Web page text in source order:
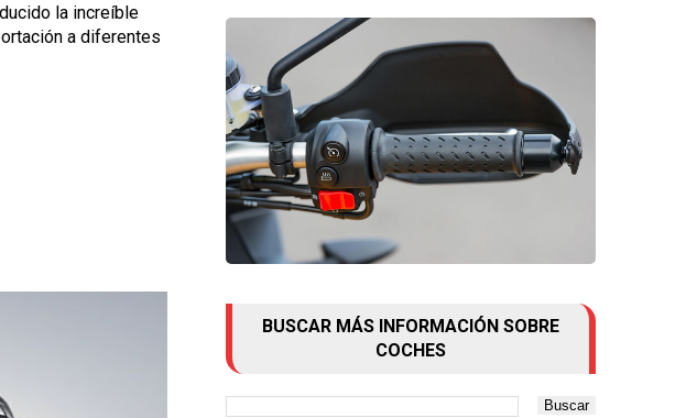
la increíble
a diferentes
BUSCAR MÁS INFORMACIÓN SOBRE
COCHES